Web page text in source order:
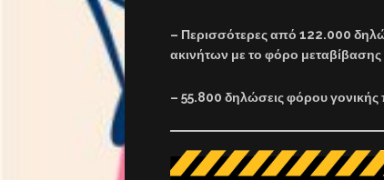
– Περισσότερες από 122.000
ακινήτων με το φόρο μεταβίβασης
– 55.800 δηλώσεις φόρου γονικής